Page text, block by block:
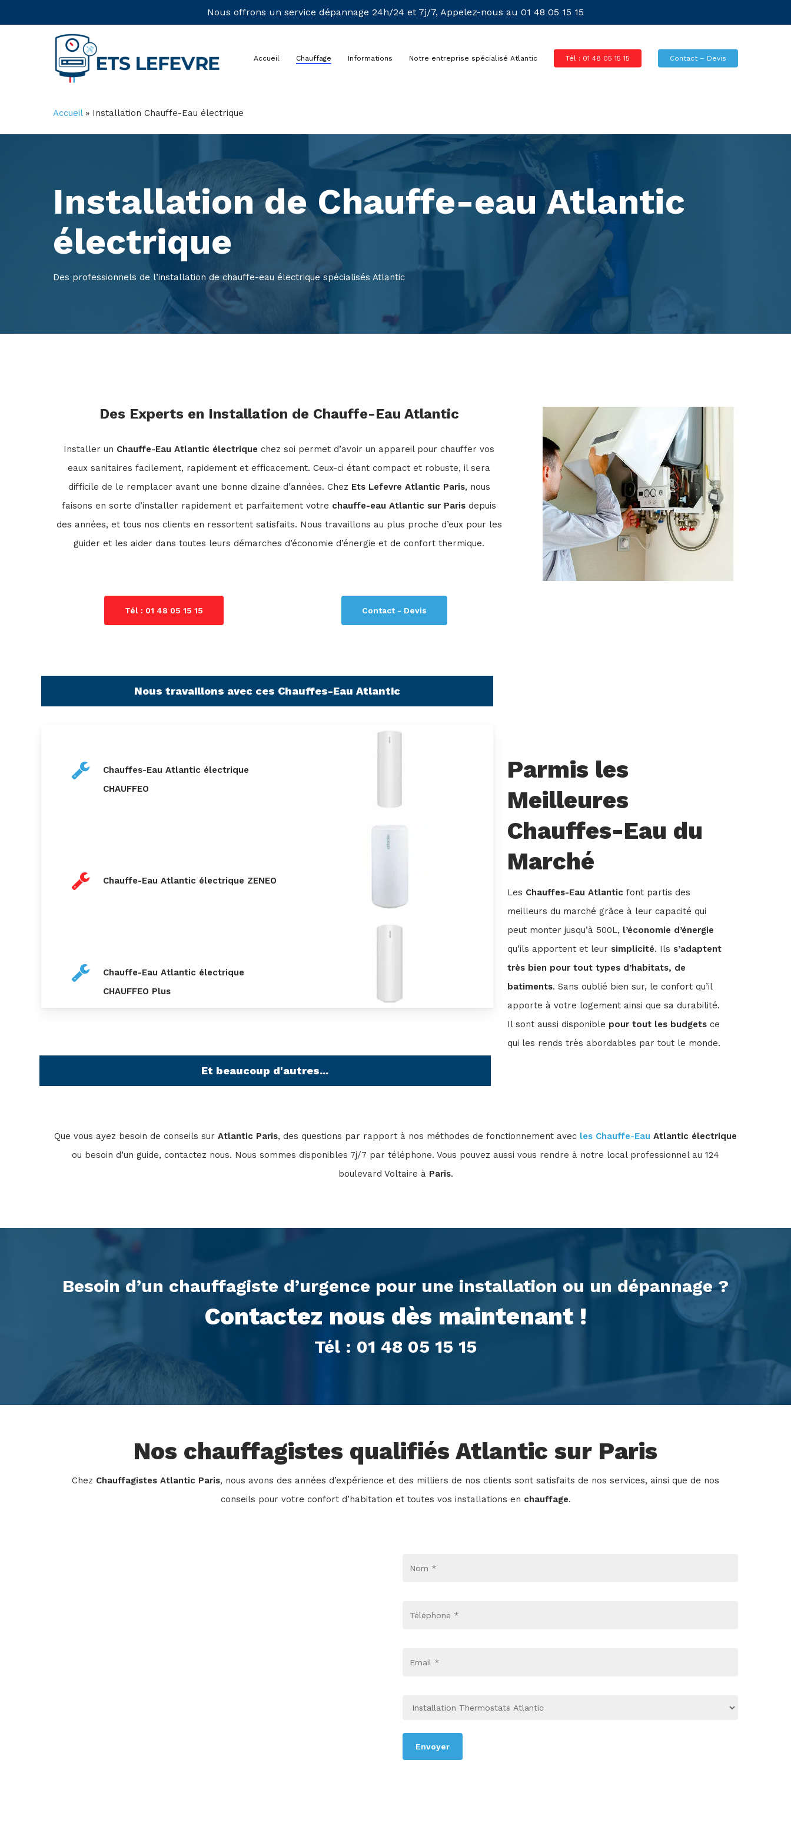
to
Nous offrons un service dépannage 24h/24 et 7j/7, Appelez-nous au 01 48 05 15 15
Accueil Chauffage Informations Notre entreprise spécialisé Atlantic Tél : 01 48 05 15 15 Contact – Devis
Accueil» Installation Chauffe-Eau électrique
Installation de Chauffe-eau Atlantic
électrique
Des professionnels de l’installation de chauffe-eau électrique spécialisés Atlantic
Des Experts en Installation de Chauffe-Eau Atlantic
Installer un Chauffe-Eau Atlantic électrique chez soi permet d’avoir un appareil pour chauffer vos
eaux sanitaires facilement, rapidement et efficacement. Ceux-ci étant compact et robuste, il sera
difficile de le remplacer avant une bonne dizaine d’années. Chez Ets Lefevre Atlantic Paris, nous
faisons en sorte d’installer rapidement et parfaitement votre chauffe-eau Atlantic sur Parisdepuis
des années, et tous nos clients en ressortent satisfaits. Nous travaillons au plus proche d’eux pour les
guider et les aider dans toutes leurs démarches d’économie d’énergie et de confort thermique.
Tél : 01 48 05 15 15 Contact - Devis
Nous travaillons avec ces Chauffes-Eau Atlantic
Chauffes-Eau Atlantic électrique
CHAUFFEO
Chauffe-Eau Atlantic électrique ZENEO
Chauffe-Eau Atlantic électrique
CHAUFFEO Plus
Parmis les
Meilleures
Chauffes-Eau du
Marché
Les Chauffes-Eau Atlantic font partis des
meilleurs du marché grâce à leur capacité qui
peut monter jusqu’à 500L, l’économie d’énergie
qu’ils apportent et leur simplicité. Ils s’adaptent
très bien pour tout types d’habitats, de
batiments. Sans oublié bien sur, le confort qu’il
apporte à votre logement ainsi que sa durabilité.
Il sont aussi disponible pour tout les budgetsce
qui les rends très abordables par tout le monde.
Et beaucoup d'autres...
Que vous ayez besoin de conseils sur Atlantic Paris, des questions par rapport à nos méthodes de fonctionnement avec les Chauffe-Eau Atlantic électrique
ou besoin d’un guide, contactez nous. Nous sommes disponibles 7j/7 par téléphone. Vous pouvez aussi vous rendre à notre local professionnel au 124
boulevard Voltaire à Paris.
Besoin d’un chauffagiste d’urgence pour une installation ou un dépannage ?
Contactez nous dès maintenant !
Tél : 01 48 05 15 15
Nos chauffagistes qualifiés Atlantic sur Paris
Chez Chauffagistes Atlantic Paris, nous avons des années d’expérience et des milliers de nos clients sont satisfaits de nos services, ainsi que de nos
conseils pour votre confort d’habitation et toutes vos installations en chauffage.